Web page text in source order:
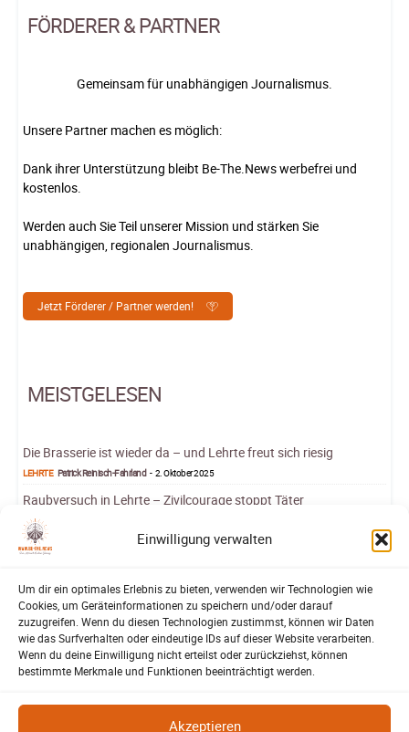
Einwilligung verwalten
Um dir ein optimales Erlebnis zu bieten, verwenden wir Technologien wie
Cookies, um Geräteinformationen zu speichern und/oder darauf
zuzugreifen. Wenn du diesen Technologien zustimmst, können wir Daten
wie das Surfverhalten oder eindeutige IDs auf dieser Website verarbeiten.
Wenn du deine Einwilligung nicht erteilst oder zurückziehst, können
bestimmte Merkmale und Funktionen beeinträchtigt werden.
Akzeptieren
FÖRDERER & PARTNER
Gemeinsam für unabhängigen Journalismus.
Unsere Partner machen es möglich:
Dank ihrer Unterstützung bleibt Be-The.News werbefrei und
kostenlos.
Werden auch Sie Teil unserer Mission und stärken Sie
unabhängigen, regionalen Journalismus.
Jetzt Förderer / Partner werden!
MEISTGELESEN
Die Brasserie ist wieder da – und Lehrte freut sich riesig
LEHRTE Patrick Reinisch-Fahrland - 2. Oktober 2025
Raubversuch in Lehrte – Zivilcourage stoppt Täter
LEHRTE
Melde Skandale des KRH bei »Mario Barth deckt auf!«
Rosenkohl und Fahrstuhl
SATIRE MIT TIM REINHOLD Tim Reinhold - 21. März 2025
Veranstaltungs-Kalender
NIEDERSACHSEN Patrick Reinisch-Fahrland - 7. Juni 2022